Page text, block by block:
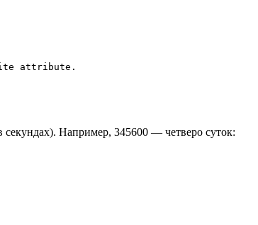
attribute.
Например, 345600 — четверо суток: